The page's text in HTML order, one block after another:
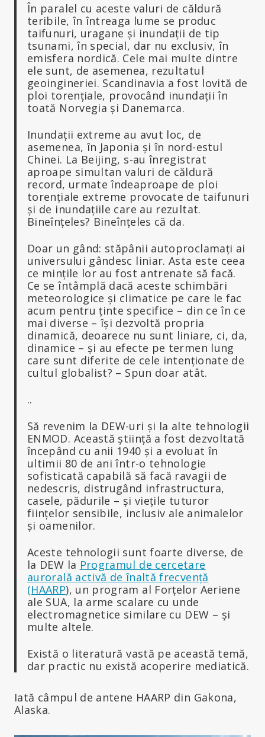
În paralel cu aceste valuri de căldură
teribile, în întreaga lume se produc
taifunuri, uragane și inundații de tip
tsunami, în special, dar nu exclusiv, în
emisfera nordică. Cele mai multe dintre
ele sunt, de asemenea, rezultatul
geoingineriei. Scandinavia a fost lovită de
ploi torențiale, provocând inundații în
toată Norvegia și Danemarca.
Inundații extreme au avut loc, de
asemenea, în Japonia și în nord-estul
Chinei. La Beijing, s-au înregistrat
aproape simultan valuri de căldură
record, urmate îndeaproape de ploi
torențiale extreme provocate de taifunuri
și de inundațiile care au rezultat.
Bineînțeles? Bineînțeles că da.
Doar un gând: stăpânii autoproclamați ai
universului gândesc liniar. Asta este ceea
ce mințile lor au fost antrenate să facă.
Ce se întâmplă dacă aceste schimbări
meteorologice și climatice pe care le fac
acum pentru ținte specifice – din ce în ce
mai diverse – își dezvoltă propria
dinamică, deoarece nu sunt liniare, ci, da,
dinamice – și au efecte pe termen lung
care sunt diferite de cele intenționate de
cultul globalist? – Spun doar atât.
..
Să revenim la DEW-uri și la alte tehnologii
ENMOD. Această știință a fost dezvoltată
începând cu anii 1940 și a evoluat în
ultimii 80 de ani într-o tehnologie
sofisticată capabilă să facă ravagii de
nedescris, distrugând infrastructura,
casele, pădurile – și viețile tuturor
ființelor sensibile, inclusiv ale animalelor
și oamenilor.
Aceste tehnologii sunt foarte diverse, de
la DEW la Programul de cercetare
aurorală activă de înaltă frecvență
(HAARP), un program al Forțelor Aeriene
ale SUA, la arme scalare cu unde
electromagnetice similare cu DEW – și
multe altele.
Există o literatură vastă pe această temă,
dar practic nu există acoperire mediatică.
Iată câmpul de antene HAARP din Gakona,
Alaska.